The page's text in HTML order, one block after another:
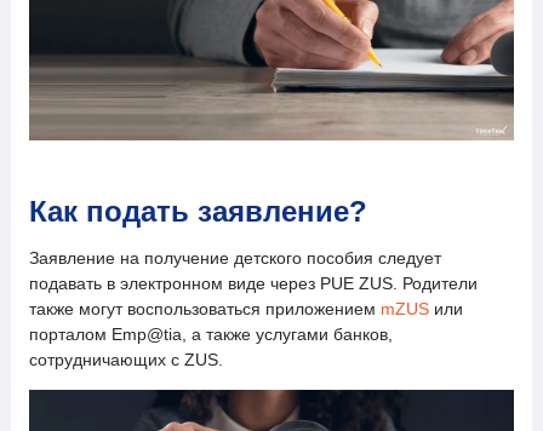
Как подать заявление?
Заявление на получение детского пособия следует
подавать в электронном виде через PUE ZUS. Родители
также могут воспользоваться приложением mZUSили
порталом Emp@tia, а также услугами банков,
сотрудничающих с ZUS.